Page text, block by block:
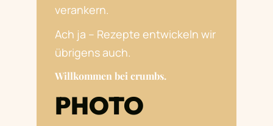
verankern.
Ach ja – Rezepte entwickeln wir
übrigens auch.
Willkommen bei crumbs.
PHOTO